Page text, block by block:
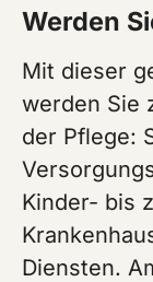
Werden
Mit dieser
werden Sie
der Pflege:
Kinder- bis
Diensten.